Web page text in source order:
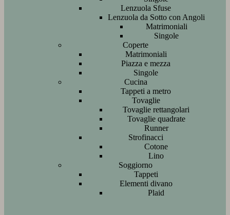
Lenzuola Sfuse
Lenzuola da Sotto con Angoli
Matrimoniali
Singole
Coperte
Matrimoniali
Piazza e mezza
Singole
Cucina
Tappeti a metro
Tovaglie
Tovaglie rettangolari
Tovaglie quadrate
Runner
Strofinacci
Cotone
Lino
Soggiorno
Tappeti
Elementi divano
Plaid